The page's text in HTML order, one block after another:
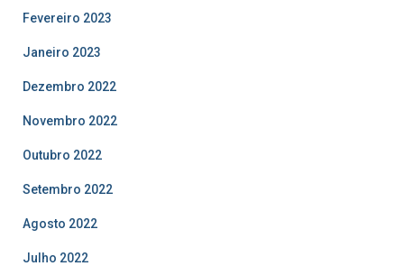
Fevereiro 2023
Janeiro 2023
Dezembro 2022
Novembro 2022
Outubro 2022
Setembro 2022
Agosto 2022
Julho 2022